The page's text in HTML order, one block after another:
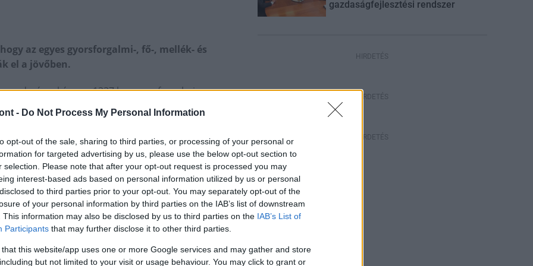
- Do Not Process My Personal Information
opt-out of the sale, sharing to third parties, or processing of your personal or
for targeted advertising by us, please use the below opt-out section to
selection. Please note that after your opt-out request is processed you may
interest-based ads based on personal information utilized by us or personal
to third parties prior to your opt-out. You may separately opt-out of the
of your personal information by third parties on the IAB’s list of downstream
This information may also be disclosed by us to third parties on the IAB’s List of
Participants that may further disclose it to other third parties.
that this website/app uses one or more Google services and may gather and store
but not limited to your visit or usage behaviour. You may click to grant or
az egyes gyorsforgalmi-, fő-, mellék- és
el a jövőben.
eredményeképpen 1237 km gyorsforgalmi
1-től. Az üzemeltetési és fenntartási,
Infrastruktúra Fejlesztő Zrt. látja majd el.
is üzemeltetni fog 291 kilométernyi gyorsforgalmi
az egyes utak üzemeltetői összetétele:
Zrt.:M1-es és M7-es autópálya M0 és az
M35, M44, M70, M85 és M86 teljes területe, M8-
az M0-s határáig, M0, M2, M9, M19, M31, M43,
M6 Budapest és Érd közötti szakasza, M60-as
autóút
gazdaságfejlesztési rendszer
HIRDETÉS
HIRDETÉS
HIRDETÉS